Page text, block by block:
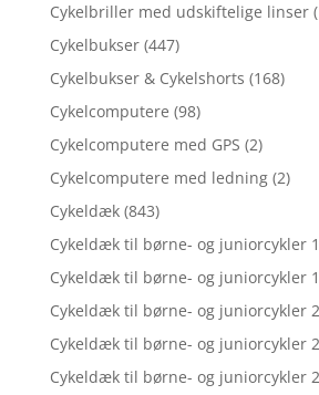
Cykelbriller med udskiftelige linser
Cykelbukser (447)
Cykelbukser & Cykelshorts (168)
Cykelcomputere (98)
Cykelcomputere med GPS (2)
Cykelcomputere med ledning (2)
Cykeldæk (843)
Cykeldæk til børne- og juniorcykler
Cykeldæk til børne- og juniorcykler
Cykeldæk til børne- og juniorcykler
Cykeldæk til børne- og juniorcykler
Cykeldæk til børne- og juniorcykler